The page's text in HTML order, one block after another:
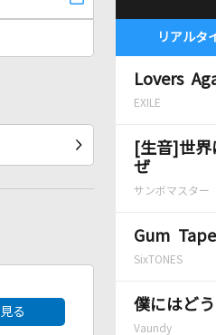
リアルタ
Lovers
EXILE
[生音]世界
ぜ
サンボマスター
Gum Tape
SixTONES
僕にはど
Vaundy
る